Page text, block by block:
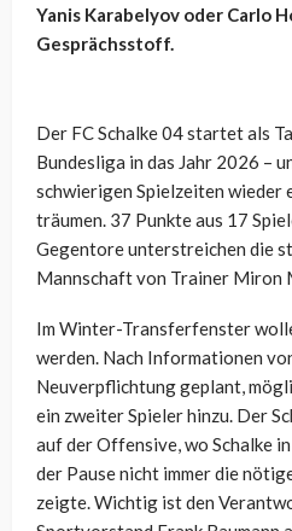
Yanis Karabelyov oder Carlo
Gesprächsstoff.
Der FC Schalke 04 startet als
Bundesliga in das Jahr 2026 –
schwierigen Spielzeiten
träumen. 37 Punkte aus 17
Gegentore unterstreichen die
Mannschaft von Trainer Miron
Im Winter-Transferfenster
werden. Nach Informationen
Neuverpflichtung geplant,
ein zweiter Spieler hinzu. Der
auf der Offensive, wo Schalke
der Pause nicht immer die
zeigte. Wichtig ist den